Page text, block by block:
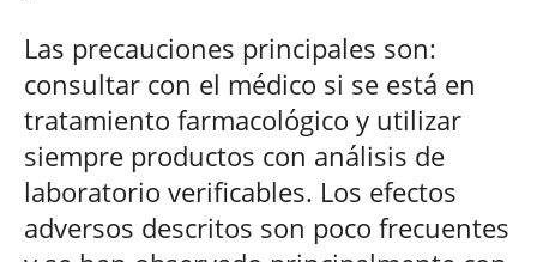
Las precauciones principales son:
consultar con el médico si se está en
tratamiento farmacológico y utilizar
siempre productos con análisis de
laboratorio verificables. Los efectos
adversos descritos son poco frecuentes